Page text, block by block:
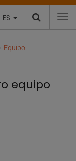
ES
Equipo
equipo